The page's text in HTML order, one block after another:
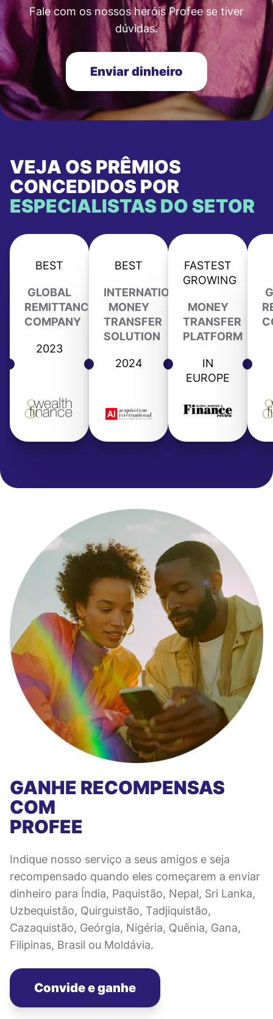
Fale com os nossos heróis Profee se tiver
dúvidas.
Enviar dinheiro
VEJA OS PRÊMIOS
CONCEDIDOS POR
ESPECIALISTAS DO SETOR
BEST
GLOBAL
REMITTANCE
COMPANY
2023
BEST
INTERNATIONAL
MONEY
TRANSFER
SOLUTION
2024
FASTEST
GROWING
MONEY
TRANSFER
PLATFORM
IN
EUROPE
GANHE RECOMPENSAS
COM
PROFEE
Indique nosso serviço a seus amigos e seja
recompensado quando eles começarem a enviar
dinheiro para Índia, Paquistão, Nepal, Sri Lanka,
Uzbequistão, Quirguistão, Tadjiquistão,
Cazaquistão, Geórgia, Nigéria, Quênia, Gana,
Filipinas, Brasil ou Moldávia.
Convide e ganhe